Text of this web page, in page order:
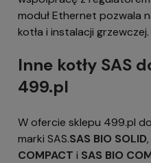
moduł Ethernet pozwala
kotła i instalacji grzewczej.
Inne kotły SAS
499.pl
W ofercie sklepu 499.pl
marki SAS.SAS BIO SOLID,
COMPACT i SAS BIO